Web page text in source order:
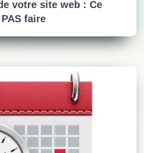
votre site web : Ce
faire